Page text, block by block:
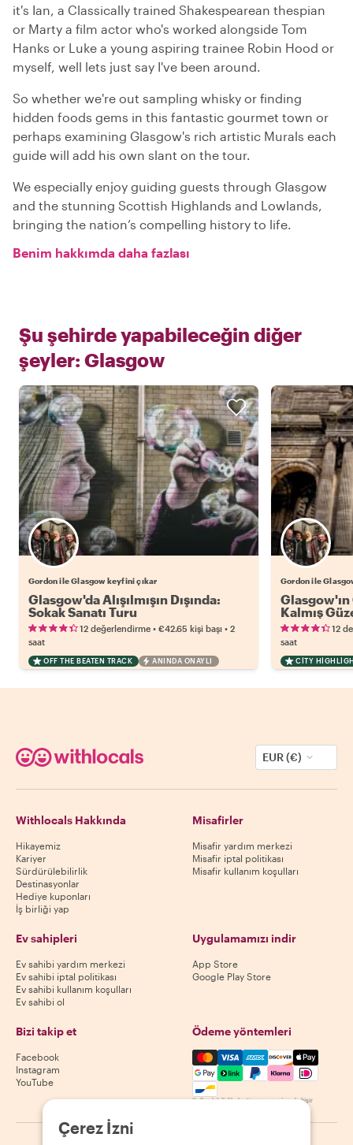
it's Ian, a Classically trained Shakespearean thespian
or Marty a film actor who's worked alongside Tom
Hanks or Luke a young aspiring trainee Robin Hood or
myself, well lets just say I've been around.
So whether we're out sampling whisky or finding
hidden foods gems in this fantastic gourmet town or
perhaps examining Glasgow's rich artistic Murals each
guide will add his own slant on the tour.
We especially enjoy guiding guests through Glasgow
and the stunning Scottish Highlands and Lowlands,
bringing the nation’s compelling history to life.
Benim hakkımda daha fazlası
Şu şehirde yapabileceğin diğer
şeyler: Glasgow
Gordon ile Glasgow keyfini çıkar
Glasgow'da Alışılmışın Dışında:
Sokak Sanatı Turu
12 değerlendirme • €42.65 kişi başı • 2
saat
OFF THE BEATEN TRACK ANINDA ONAYLI
Gordon ile
Glasgow'ın
Kalmış
12
saat
CITY
EUR (€)
Withlocals Hakkında
Hikayemiz
Kariyer
Sürdürülebilirlik
Destinasyonlar
Hediye kuponları
İş birliği yap
Misafirler
Misafir yardım merkezi
Misafir iptal politikası
Misafir kullanım koşulları
Ev sahipleri
Ev sahibi yardım merkezi
Ev sahibi iptal politikası
Ev sahibi kullanım koşulları
Ev sahibi ol
Uygulamamızı indir
App Store
Google Play Store
Bizi takip et
Facebook
Instagram
YouTube
Ödeme yöntemleri
Mastercard, Visa, Amex,
Kullanılabilirlik destinasyona göre değişir
Çerez İzni